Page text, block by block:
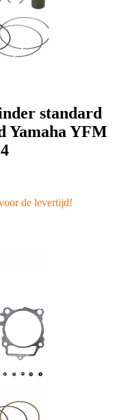
standard
Yamaha YFM
de levertijd!